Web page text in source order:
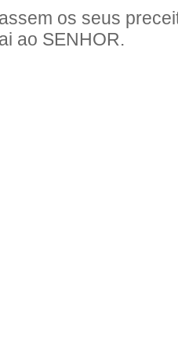
os seus
ao SENHOR.